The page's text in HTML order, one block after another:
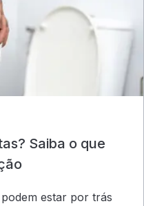
Saiba o que
estar por trás